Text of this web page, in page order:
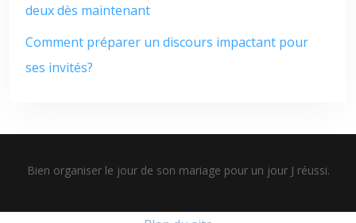
deux dès maintenant
Comment préparer un discours impactant pour
ses invités?
Bien organiser le jour de son mariage pour un jour J réussi.